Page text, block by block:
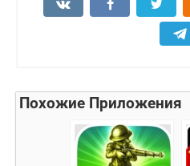
Похожие Приложения